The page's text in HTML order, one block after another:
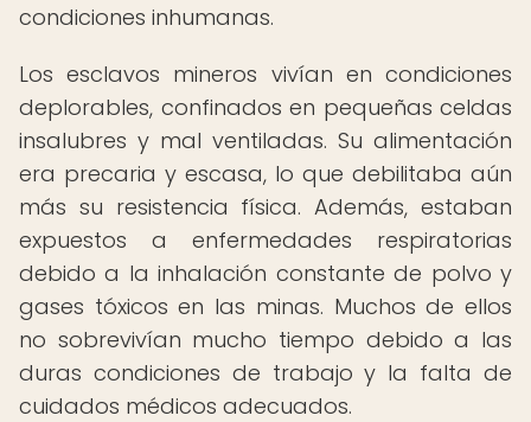
condiciones inhumanas.
Los esclavos mineros vivían en condiciones
deplorables, confinados en pequeñas celdas
insalubres y mal ventiladas. Su alimentación
era precaria y escasa, lo que debilitaba aún
más su resistencia física. Además, estaban
expuestos a enfermedades respiratorias
debido a la inhalación constante de polvo y
gases tóxicos en las minas. Muchos de ellos
no sobrevivían mucho tiempo debido a las
duras condiciones de trabajo y la falta de
cuidados médicos adecuados.